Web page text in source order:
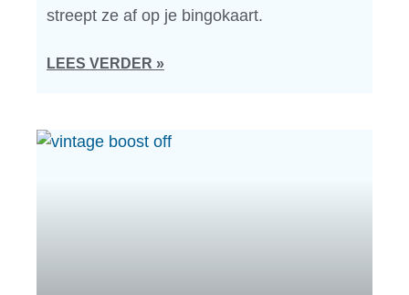
streept ze af op je bingokaart.
LEES VERDER »